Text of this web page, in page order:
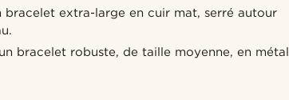
bracelet extra-large en cuir mat, serré autour
bracelet robuste, de taille moyenne, en métal